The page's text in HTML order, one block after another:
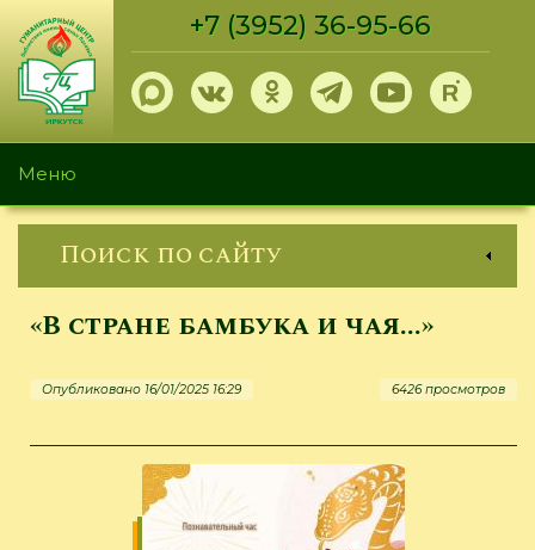
Перейти
основному
содержанию
+7 (3952) 36-95-66
Меню
Поиск по сайту
«В стране бамбука и чая...»
Опубликовано 16/01/2025 16:29 6426 просмотров